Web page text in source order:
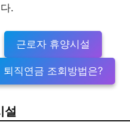
​​.
근로자 휴양시설
퇴직연금 조회방법은?
설